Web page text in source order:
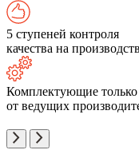
5 ступеней контроля
качества на
Комплектующие только
от ведущих